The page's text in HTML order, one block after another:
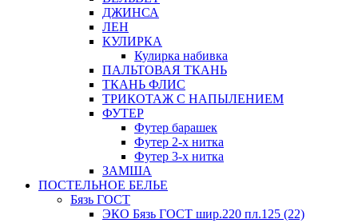
ДЖИНСА
ЛЕН
КУЛИРКА
Кулирка набивка
ПАЛЬТОВАЯ ТКАНЬ
ТКАНЬ ФЛИС
ТРИКОТАЖ С НАПЫЛЕНИЕМ
ФУТЕР
Футер барашек
Футер 2-х нитка
Футер 3-х нитка
ЗАМША
ПОСТЕЛЬНОЕ БЕЛЬЕ
Бязь ГОСТ
ЭКО Бязь ГОСТ шир.220 пл.125 (22)